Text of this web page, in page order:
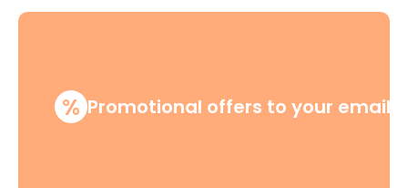
% Promotional offers to your email